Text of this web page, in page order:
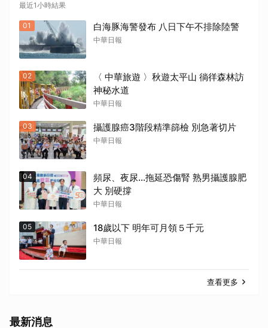
最近1小時結果
01 白海豚海警發布 八日下午不排除陸警
中華日報
02
〈 中華旅遊 〉秋遊太平山 徜徉森林訪
神秘水道
中華日報
03 攝護腺癌3階段精準篩檢 別急著切片
中華日報
04
頻尿、夜尿…拖延恐傷腎 熟男攝護腺肥
大 別硬撐
中華日報
05 18歲以下 明年可月領５千元
中華日報
查看更多
最新消息